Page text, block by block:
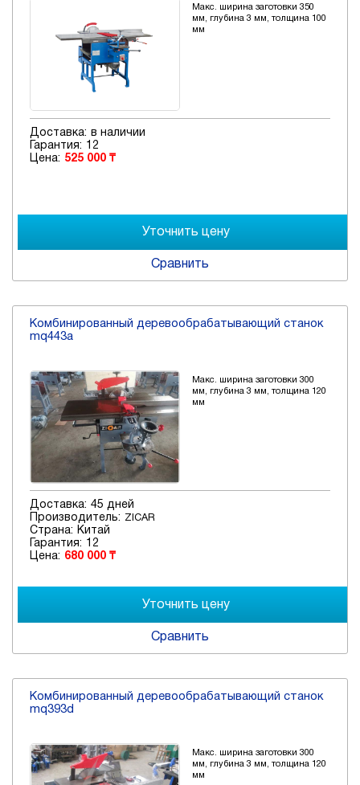
Макс. ширина заготовки 350
мм, глубина 3 мм, толщина 100
мм
Доставка: в наличии
Гарантия: 12
Цена: 525 000 ₸
Сравнить
Комбинированный деревообрабатывающий станок
mq443а
Макс. ширина заготовки 300
мм, глубина 3 мм, толщина 120
мм
Доставка: 45 дней
Производитель:
ZICAR
Страна:
Китай
Гарантия:
12
Цена: 680 000 ₸
Сравнить
Комбинированный деревообрабатывающий станок
mq393d
Макс. ширина заготовки 300
мм, глубина 3 мм, толщина 120
мм